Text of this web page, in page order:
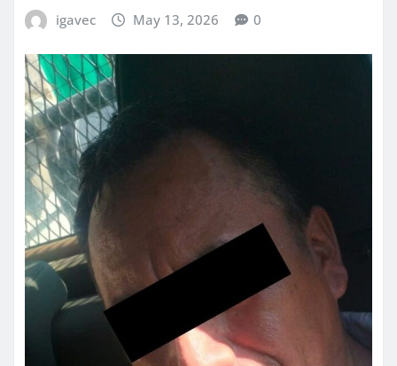
igavec May 13, 2026 0